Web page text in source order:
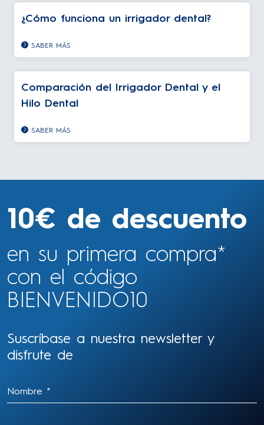
¿Cómo funciona un irrigador dental?
SABER MÁS
Comparación del Irrigador Dental y el
Hilo Dental
SABER MÁS
10€ de descuento
en su primera compra*
con el código
BIENVENIDO10
Suscríbase a nuestra newsletter y
disfrute de